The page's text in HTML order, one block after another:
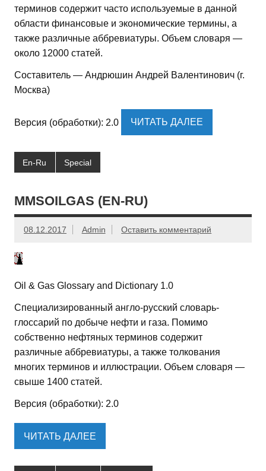
терминов содержит часто используемые в данной
области финансовые и экономические термины, а
также различные аббревиатуры. Объем словаря —
около 12000 статей.
Составитель — Андрюшин Андрей Валентинович (г.
Москва)
Версия (обработки): 2.0 ЧИТАТЬ ДАЛЕЕ
En-Ru Special
MMSOILGAS (EN-RU)
08.12.2017 Admin Оставить комментарий
Oil & Gas Glossary and Dictionary 1.0
Специализированный англо-русский словарь-
глоссарий по добыче нефти и газа. Помимо
собственно нефтяных терминов содержит
различные аббревиатуры, а также толкования
многих терминов и иллюстрации. Объем словаря —
свыше 1400 статей.
Версия (обработки): 2.0
ЧИТАТЬ ДАЛЕЕ